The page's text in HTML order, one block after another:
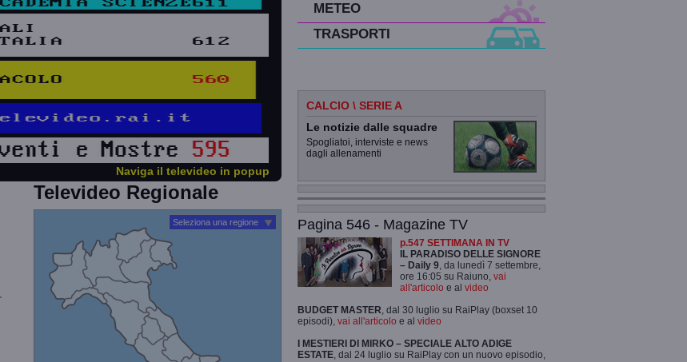
Naviga il televideo in popup
Televideo Regionale
Seleziona una regione
METEO
TRASPORTI
CALCIO \ SERIE A
Le notizie dalle squadre
Spogliatoi, interviste e news
dagli allenamenti
Pagina 546 - Magazine TV
p.547 SETTIMANA IN TV
IL PARADISO DELLE SIGNORE
– Daily 9 , da lunedì 7 settembre,
ore 16:05 su Raiuno, vai
all'articolo e al video
BUDGET MASTER , dal 30 luglio su RaiPlay (boxset 10
episodi), vai all'articolo e al video
I MESTIERI DI MIRKO – SPECIALE ALTO ADIGE
ESTATE , dal 24 luglio su RaiPlay con un nuovo episodio,